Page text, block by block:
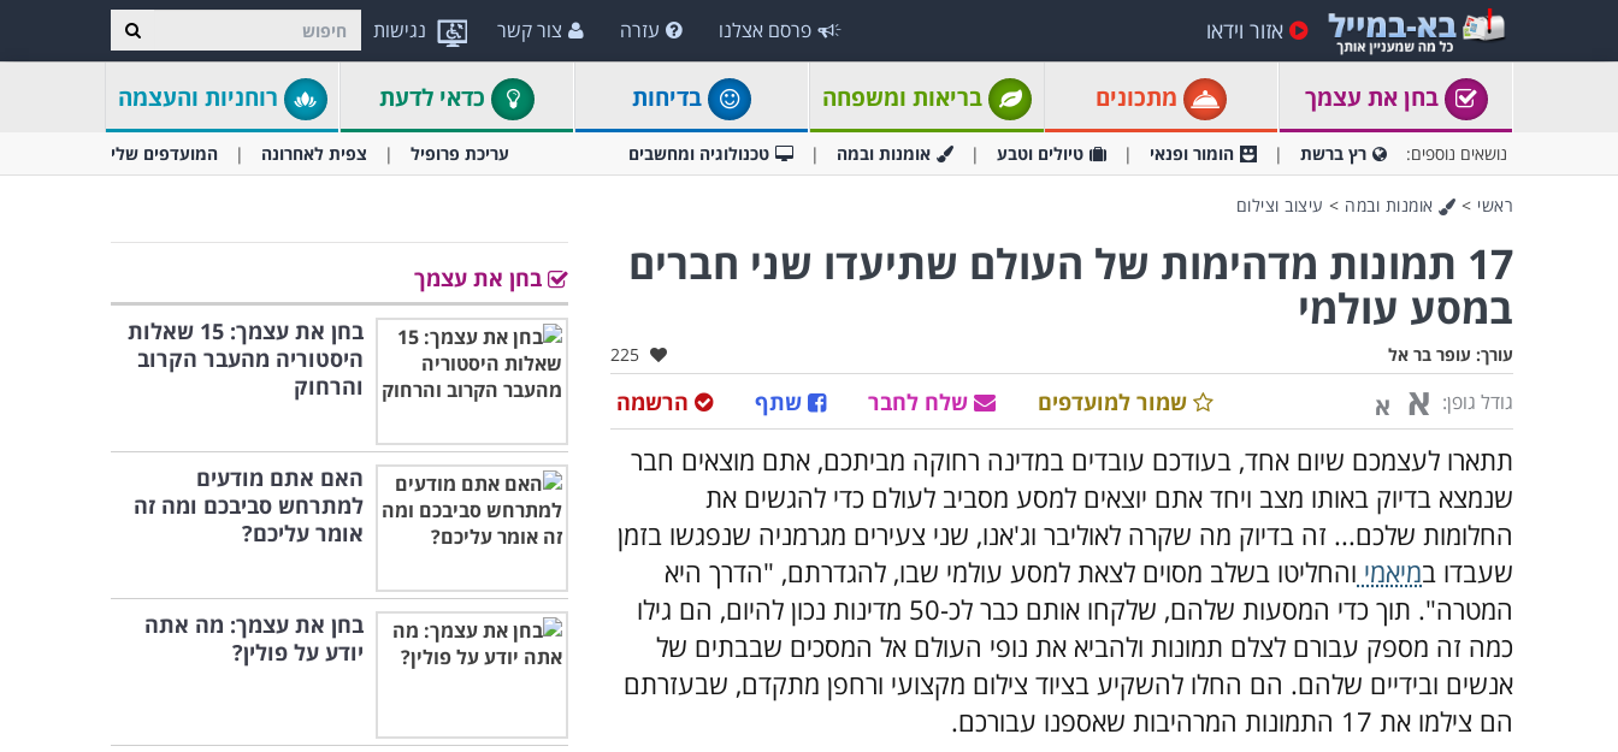
נגישות אזור וידאו פרסם אצלנו עזרה צור קשר
בחן את עצמך מתכונים בריאות ומשפחה בדיחות כדאי לדעת רוחניות והעצמה
נושאים נוספים: רץ ברשת הומור ופנאי טיולים וטבע אומנות ובמה טכנולוגיה ומחשבים עריכת פרופיל צפית לאחרונה המועדפים שלי
ראשי > אומנות ובמה > עיצוב וצילום
17 תמונות מדהימות של העולם שתיעדו שני חברים
במסע עולמי
עורך: עופר בר אל אהבו:
225
גודל גופן: א א הרשמה שתף שלח לחבר שמור למועדפים
תתארו לעצמכם שיום אחד, בעודכם עובדים במדינה רחוקה מביתכם, אתם מוצאים חבר
שנמצא בדיוק באותו מצב ויחד אתם יוצאים למסע מסביב לעולם כדי להגשים את
החלומות שלכם... זה בדיוק מה שקרה לאוליבר וג'אנו, שני צעירים מגרמניה שנפגשו בזמן
שעבדו במיאמי והחליטו בשלב מסוים לצאת למסע עולמי שבו, להגדרתם, "הדרך היא
המטרה". תוך כדי המסעות שלהם, שלקחו אותם כבר לכ-50 מדינות נכון להיום, הם גילו
כמה זה מספק עבורם לצלם תמונות ולהביא את נופי העולם אל המסכים שבבתים של
אנשים ובידיים שלהם. הם החלו להשקיע בציוד צילום מקצועי ורחפן מתקדם, שבעזרתם
הם צילמו את 17 התמונות המרהיבות שאספנו עבורכם.
בחן את עצמך
בחן את עצמך: 15 שאלות
היסטוריה מהעבר הקרוב
והרחוק
האם אתם מודעים
למתרחש סביבכם ומה זה
אומר עליכם?
בחן את עצמך: מה אתה
יודע על פולין?